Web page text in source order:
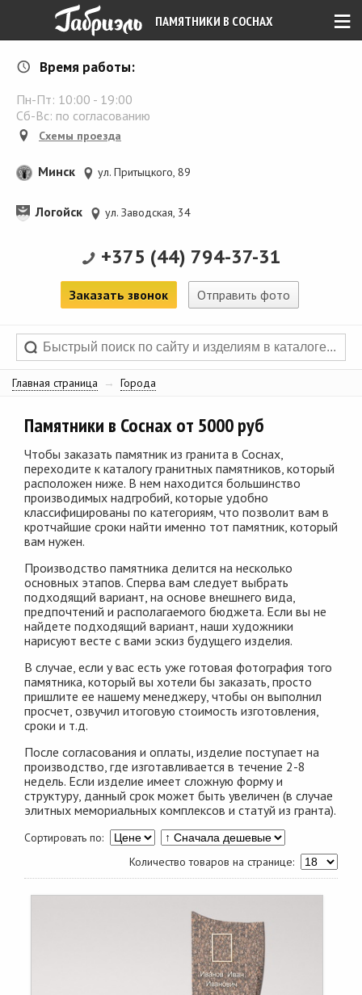
≡
ПАМЯТНИКИ В СОСНАХ
Время работы:
Пн-Пт: 10:00 - 19:00
Сб-Вс: по согласованию
Схемы проезда
Минск ул. Притыцкого, 89
Логойск ул. Заводская, 34
+375 (44) 794-37-31
Заказать звонок Отправить фото
Главная страница → Города
Памятники в Соснах от 5000 руб
Чтобы заказать памятник из гранита в Соснах,
переходите к каталогу гранитных памятников, который
расположен ниже. В нем находится большинство
производимых надгробий, которые удобно
классифицированы по категориям, что позволит вам в
кротчайшие сроки найти именно тот памятник, который
вам нужен.
Производство памятника делится на несколько
основных этапов. Сперва вам следует выбрать
подходящий вариант, на основе внешнего вида,
предпочтений и располагаемого бюджета. Если вы не
найдете подходящий вариант, наши художники
нарисуют весте с вами эскиз будущего изделия.
В случае, если у вас есть уже готовая фотография того
памятника, который вы хотели бы заказать, просто
пришлите ее нашему менеджеру, чтобы он выполнил
просчет, озвучил итоговую стоимость изготовления,
сроки и т.д.
После согласования и оплаты, изделие поступает на
производство, где изготавливается в течение 2-8
недель. Если изделие имеет сложную форму и
структуру, данный срок может быть увеличен (в случае
элитных мемориальных комплексов и статуй из гранта).
Сортировать по:
Количество товаров на странице: